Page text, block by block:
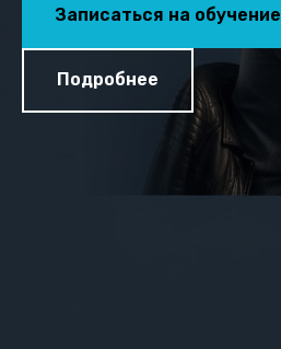
Записаться на обучение
Подробнее